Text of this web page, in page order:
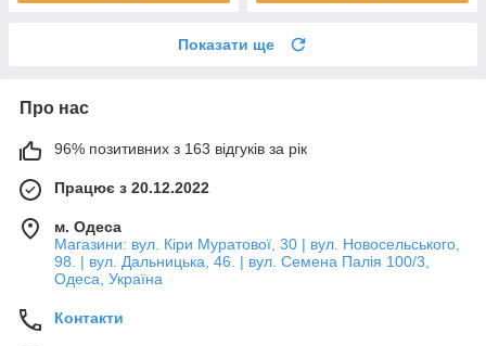
Показати ще
Про нас
96% позитивних з 163 відгуків за рік
Працює з 20.12.2022
м. Одеса
Магазини: вул. Кіри Муратової, 30 | вул. Новосельського,
98. | вул. Дальницька, 46. | вул. Семена Палія 100/3,
Одеса, Україна
Контакти